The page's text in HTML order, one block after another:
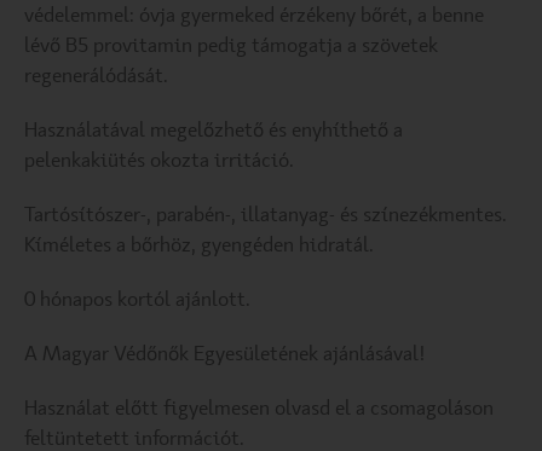
védelemmel: óvja gyermeked érzékeny bőrét, a benne
lévő B5 provitamin pedig támogatja a szövetek
regenerálódását.
Használatával megelőzhető és enyhíthető a
pelenkakiütés okozta irritáció.
Tartósítószer-, parabén-, illatanyag- és színezékmentes.
Kíméletes a bőrhöz, gyengéden hidratál.
0 hónapos kortól ajánlott.
A Magyar Védőnők Egyesületének ajánlásával!
Használat előtt figyelmesen olvasd el a csomagoláson
feltüntetett információt.